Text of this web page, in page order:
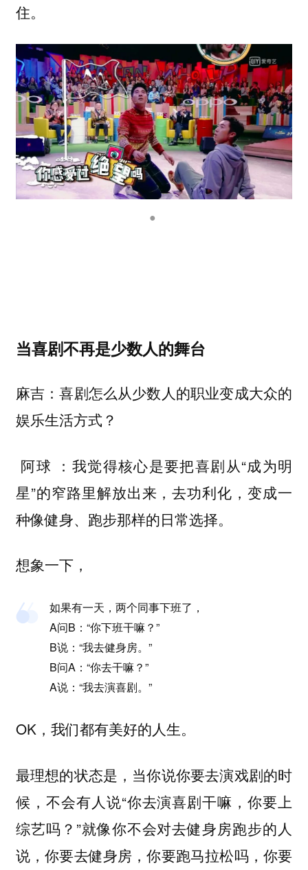
住。
●
当喜剧不再是少数人的舞台
麻吉：喜剧怎么从少数人的职业变成大众的
娱乐生活方式？
阿球 ： 我觉得核心是要把喜剧从“成为明
星”的窄路里解放出来，去功利化，变成一
种像健身、跑步那样的日常选择。
想象一下，
如果有一天，两个同事下班了，
A问B：“你下班干嘛？”
B说：“我去健身房。”
B问A：“你去干嘛？”
A说：“我去演喜剧。”
OK，我们都有美好的人生。
最理想的状态是，当你说你要去演戏剧的时
候，不会有人说“你去演喜剧干嘛，你要上
综艺吗？”就像你不会对去健身房跑步的人
说，你要去健身房，你要跑马拉松吗，你要